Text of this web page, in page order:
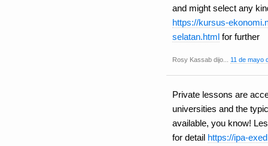
and might select any
https://kursus-
selatan.html for further
Rosy Kassab dijo... 11 de mayo
Private lessons are
universities and the
available, you know!
for detail https://ipa-